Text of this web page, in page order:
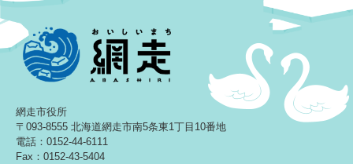
網走市役所
〒093-8555 北海道網走市南5条東1丁目10番地
電話：0152-44-6111
Fax：0152-43-5404